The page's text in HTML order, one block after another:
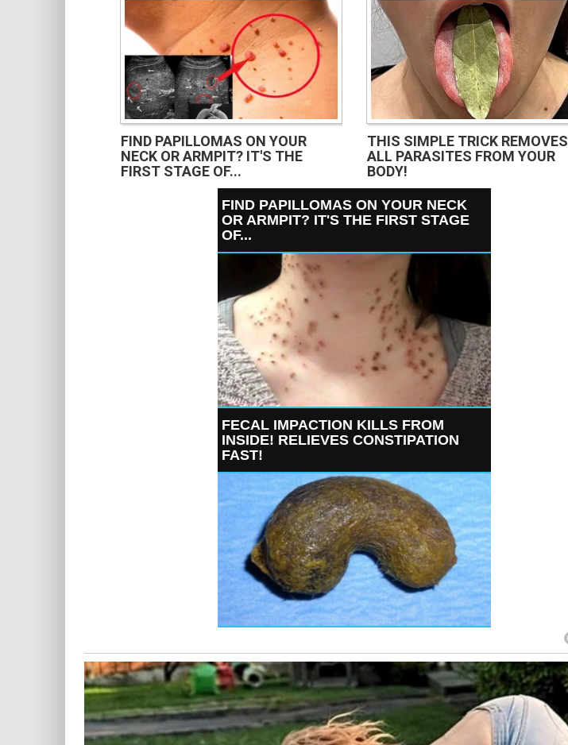
FIND PAPILLOMAS ON YOUR
NECK OR ARMPIT? IT'S THE
FIRST STAGE OF...
THIS SIMPLE TRICK REMOVES
ALL PARASITES FROM YOUR
BODY!
FIND PAPILLOMAS ON YOUR NECK
OR ARMPIT? IT'S THE FIRST STAGE
OF...
FECAL IMPACTION KILLS FROM
INSIDE! RELIEVES CONSTIPATION
FAST!